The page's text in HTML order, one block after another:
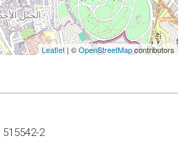
Leaflet| ©OpenStreetMapcontributors
515542-2